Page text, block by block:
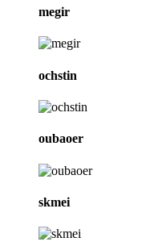
megir
ochstin
oubaoer
skmei